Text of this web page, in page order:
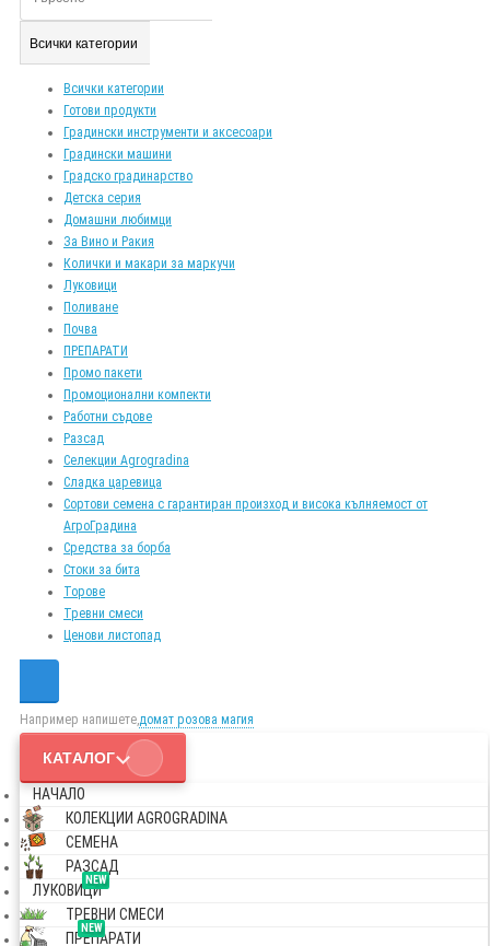
Всички категории
Всички категории
Готови продукти
Градински инструменти и аксесоари
Градински машини
Градско градинарство
Детска серия
Домашни любимци
За Вино и Ракия
Колички и макари за маркучи
Луковици
Поливане
Почва
ПРЕПАРАТИ
Промо пакети
Промоционални компекти
Работни съдове
Разсад
Селекции Agrogradina
Сладка царевица
Сортови семена с гарантиран произход и висока кълняемост от
АгроГрадина
Средства за борба
Стоки за бита
Торове
Тревни смеси
Ценови листопад
Например напишете,домат розова магия
КАТАЛОГ
НАЧАЛО
КОЛЕКЦИИ AGROGRADINA
СЕМЕНА
РАЗСАД
NEW
ЛУКОВИЦИ
ТРЕВНИ СМЕСИ
NEW
ПРЕПАРАТИ